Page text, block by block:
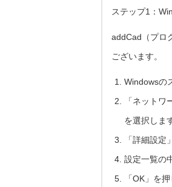
ステップ1：
addCad（プロ
ございます。
Windowsの
「ネット
を選択しま
「詳細設定
設定一覧の
「OK」を